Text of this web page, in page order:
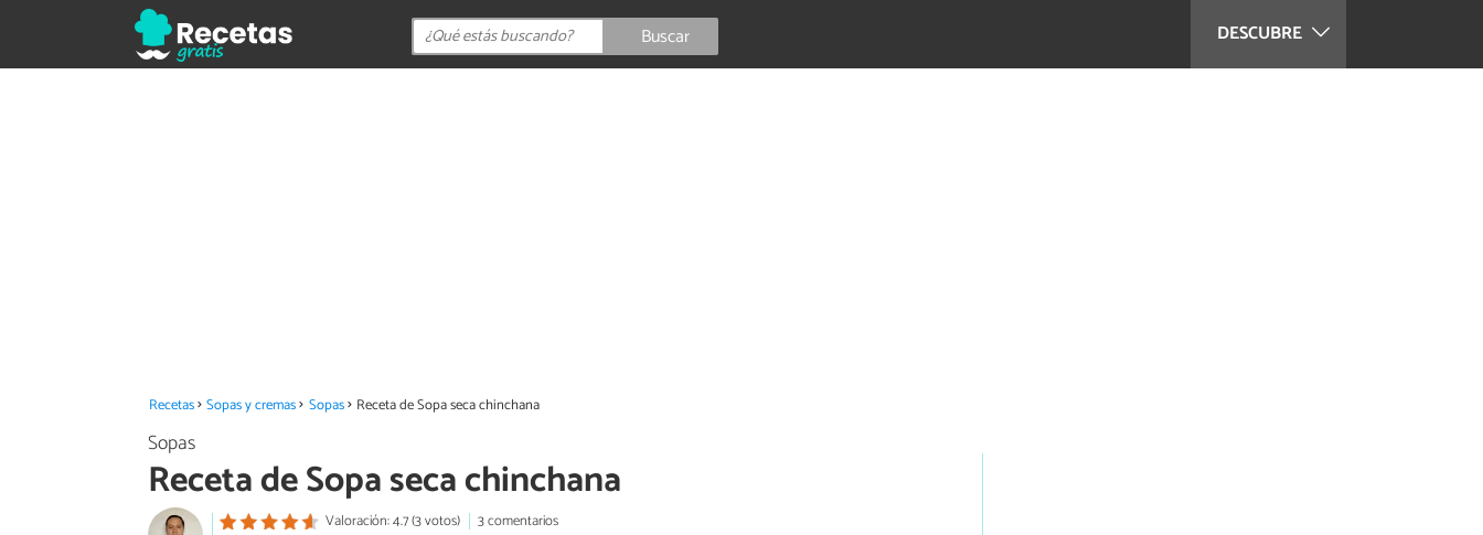
DESCUBRE
Buscar
Recetas Sopas y cremas Sopas Receta de Sopa seca chinchana
Sopas
Receta de Sopa seca chinchana
Valoración: 4.7 (3 votos)
3 comentarios